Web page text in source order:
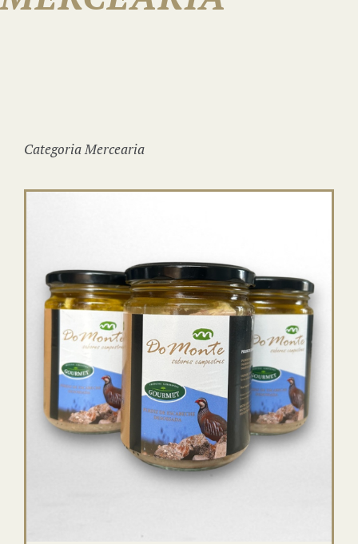
Categoria Mercearia